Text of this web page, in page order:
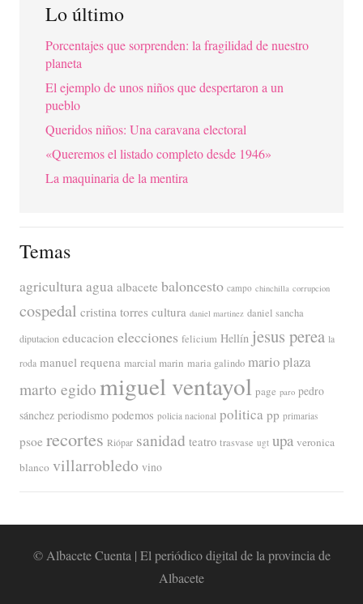
Lo último
Porcentajes que sorprenden: la fragilidad de nuestro
planeta
El ejemplo de unos niños que despertaron a un
pueblo
Queridos niños: Una caravana electoral
«Queremos el listado completo desde 1946»
La maquinaria de la mentira
Temas
agricultura agua albacete baloncesto campo chinchilla corrupcion
cospedal cristina torres cultura daniel martinez daniel sancha
diputacion educacion elecciones felicium Hellín jesus perea la
roda manuel requena marcial marin maria galindo mario plaza
marto egido miguel ventayol page paro pedro
sánchez periodismo podemos policia nacional politica pp primarias
psoe recortes Riópar sanidad teatro trasvase ugt upa veronica
blanco villarrobledo vino
© Albacete Cuenta | El periódico digital de la provincia de
Albacete